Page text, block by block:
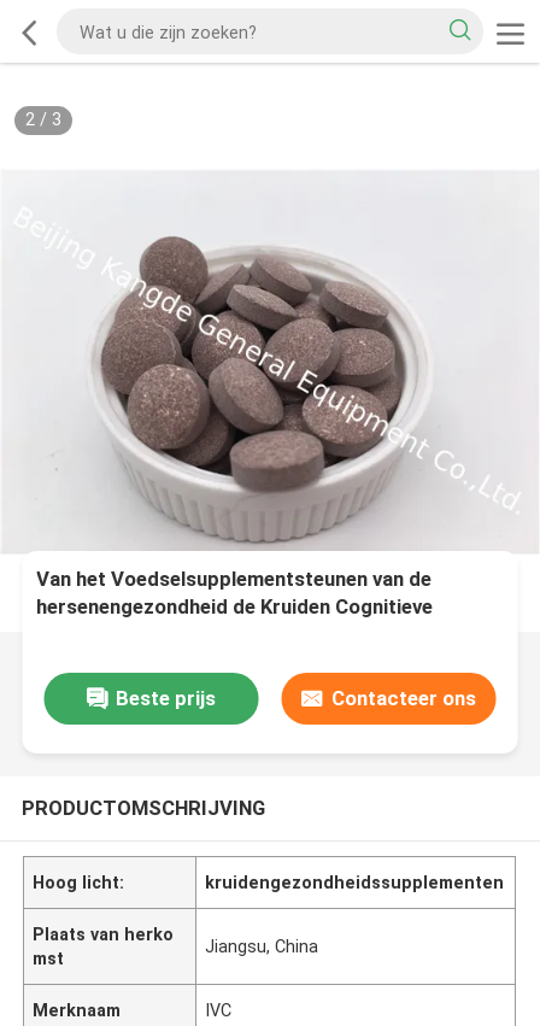
2/ 3
Van het Voedselsupplementsteunen van de
hersenengezondheid de Kruiden Cognitieve
Beste prijs Contacteer ons
PRODUCTOMSCHRIJVING
Hoog licht: kruidengezondheidssupplementen
Plaats van herko
mst
Jiangsu, China
Merknaam IVC